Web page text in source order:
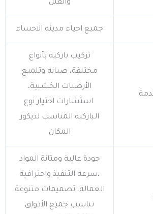
والفلل
جميع احياء مدينه الاحساء
تركيب باركيه بأنواع
مختلفة، صيانة وتلميع
الأرضيات الخشبية،
استشارات اختيار نوع
الباركيه المناسب لديكور
المكان
جودة عالية ومتانة المواد
،سرعة التنفيذ واحترافية
العمالة، تصميمات متنوعة
تناسب جميع الأذواق